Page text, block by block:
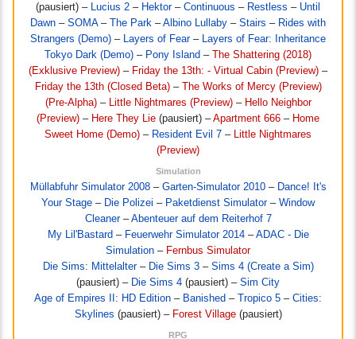
(pausiert) –
Lucius 2 – Hektor– Continuous – Restless – Until
Dawn – SOMA– The Park –Albino Lullaby – Stairs – Rides with
Strangers (Demo) – Layers of Fear–
Layers of Fear: Inheritance
Tokyo Dark (Demo) – Pony Island – The Shattering (2018)
(Exklusive Preview) – Friday the 13th: - Virtual Cabin (Preview) –
Friday the 13th (Closed Beta)– The Works of Mercy (Preview)
(Pre-Alpha)– Little Nightmares (Preview)– Hello Neighbor
(Preview) – Here They Lie (pausiert) –Apartment 666 – Home
Sweet Home (Demo) – Resident Evil 7 –
Little Nightmares
(Preview)
Simulation
Müllabfuhr Simulator 2008– Garten-Simulator 2010– Dance! It's
Your Stage – Die Polizei – Paketdienst Simulator– Window
Cleaner–Abenteuer auf dem Reiterhof 7
My Lil'Bastard – Feuerwehr Simulator 2014–ADAC - Die
Simulation – Fernbus Simulator
Die Sims: Mittelalter– Die Sims 3– Sims 4 (Create a Sim)
(pausiert) – Die Sims 4 (pausiert) – Sim City
Age of Empires II: HD Edition – Banished – Tropico 5 – Cities:
Skylines (pausiert) – Forest Village(pausiert)
RPG